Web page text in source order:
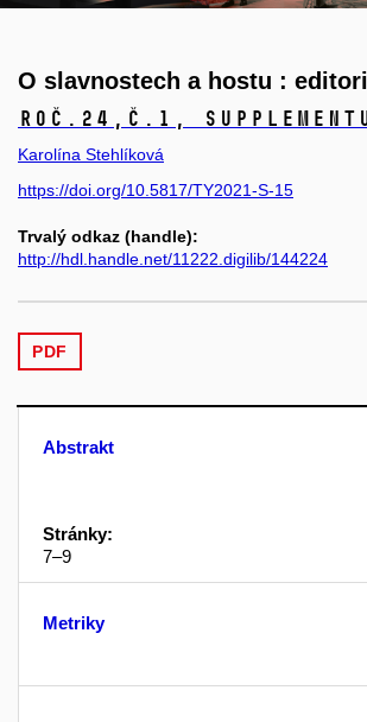
O slavnostech a hostu :
Roč.24, č.1,
Karolína Stehlíková
https://doi.org/10.5817/TY2021-S-15
Trvalý odkaz (handle):
http://hdl.handle.net/11222.digilib/144224
PDF
Abstrakt
Stránky:
7–9
Metriky